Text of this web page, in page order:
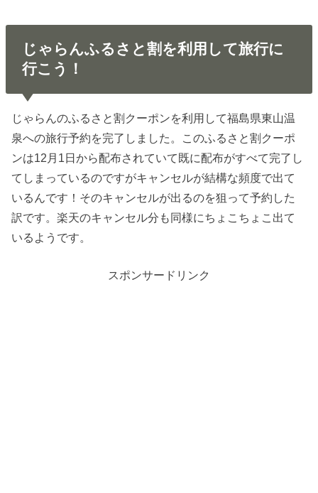
じゃらんふるさと割を利用して旅行に
行こう！
じゃらんのふるさと割クーポンを利用して福島県東山温
泉への旅行予約を完了しました。このふるさと割クーポ
ンは12月1日から配布されていて既に配布がすべて完了し
てしまっているのですがキャンセルが結構な頻度で出て
いるんです！そのキャンセルが出るのを狙って予約した
訳です。楽天のキャンセル分も同様にちょこちょこ出て
いるようです。
スポンサードリンク